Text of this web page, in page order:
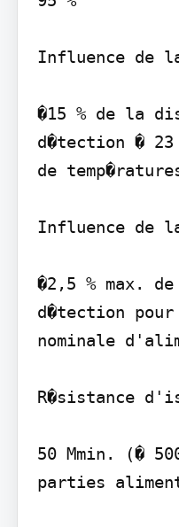
Influence de
�15 % de la
d�tection � 23
de
Influence de
�2,5 % max.
d�tection
nominale
R�sistance
50 Mmin. (�
parties